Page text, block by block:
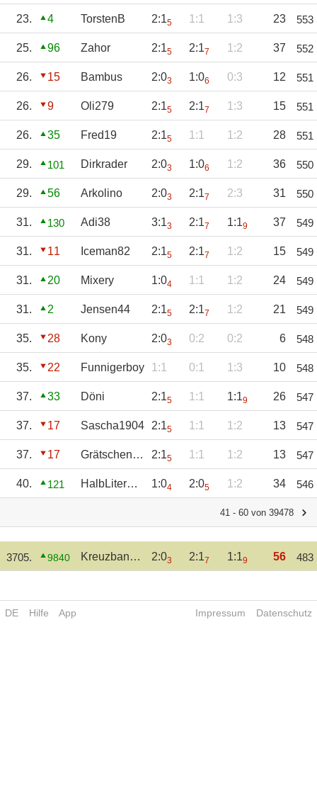
23. 4 TorstenB 2:15 1:1 1:3 23 553
25. 96 Zahor 2:15 2:17 1:2 37 552
26. 15 Bambus 2:03 1:06 0:3 12 551
26. 9 Oli279 2:15 2:17 1:3 15 551
26. 35 Fred19 2:15 1:1 1:2 28 551
29. 101 Dirkrader 2:03 1:06 1:2 36 550
29. 56 Arkolino 2:03 2:17 2:3 31 550
31. 130 Adi38 3:13 2:17 1:19 37 549
31. 11 Iceman82 2:15 2:17 1:2 15 549
31. 20 Mixery 1:04 1:1 1:2 24 549
31. 2 Jensen44 2:15 2:17 1:2 21 549
35. 28 Kony 2:03 0:2 0:2 6 548
35. 22 Funnigerboy 1:1 0:1 1:3 10 548
37. 33 Döni 2:15 1:1 1:19 26 547
37. 17 Sascha1904 2:15 1:1 1:2 13 547
37. 17 Grätschengott 2:15 1:1 1:2 13 547
40. 121 HalbLiterDieter 1:04 2:05 1:2 34 546
41 - 60 von 39478
3705. 9840 Kreuzbandriss 2:03 2:17 1:19 56 483
DE Hilfe App Impressum Datenschutz